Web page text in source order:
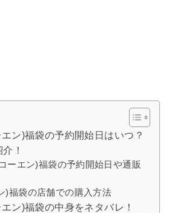
ン)福袋の予約開始日はいつ？
！
ーエン)福袋の予約開始日や通販
)福袋の店舗での購入方法
ン)福袋の中身をネタバレ！